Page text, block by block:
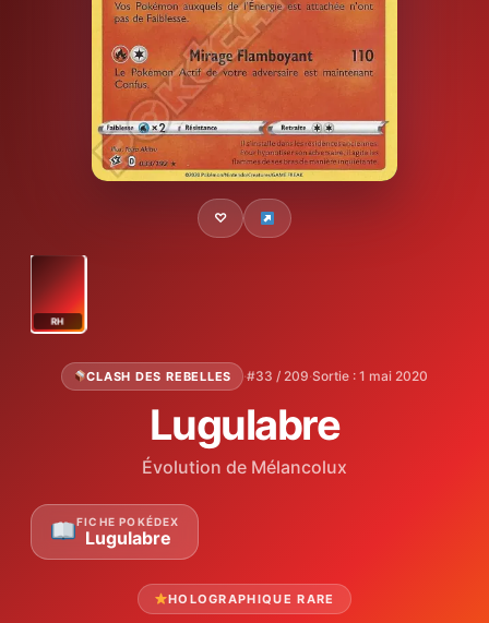
♡
RH
CLASH DES REBELLES ·#33 / 209·Sortie : 1 mai 2020
Lugulabre
Évolution de Mélancolux
FICHE POKÉDEX
Lugulabre
HOLOGRAPHIQUE RARE